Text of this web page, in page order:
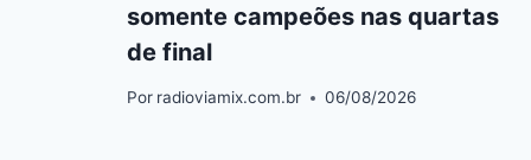
somente campeões nas quartas
de final
Por radioviamix.com.br 06/08/2026